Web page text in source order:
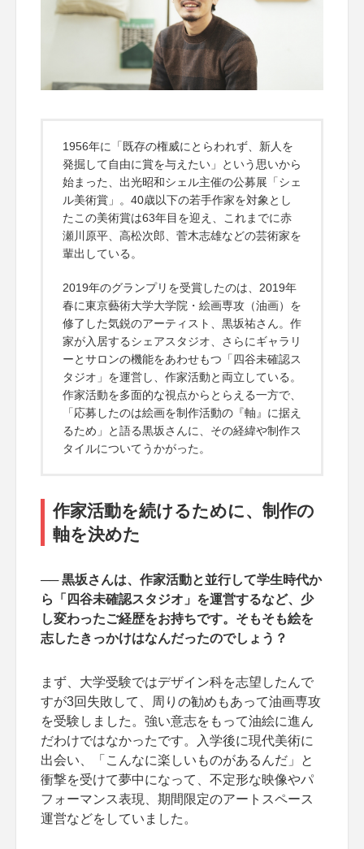
1956年に「既存の権威にとらわれず、新人を
発掘して自由に賞を与えたい」という思いから
始まった、出光昭和シェル主催の公募展「シェ
ル美術賞」。40歳以下の若手作家を対象とし
たこの美術賞は63年目を迎え、これまでに赤
瀬川原平、高松次郎、菅木志雄などの芸術家を
輩出している。
2019年のグランプリを受賞したのは、2019年
春に東京藝術大学大学院・絵画専攻（油画）を
修了した気鋭のアーティスト、黒坂祐さん。作
家が入居するシェアスタジオ、さらにギャラリ
ーとサロンの機能をあわせもつ「四谷未確認ス
タジオ」を運営し、作家活動と両立している。
作家活動を多面的な視点からとらえる一方で、
「応募したのは絵画を制作活動の『軸』に据え
るため」と語る黒坂さんに、その経緯や制作ス
タイルについてうかがった。
作家活動を続けるために、制作の
軸を決めた
── 黒坂さんは、作家活動と並行して学生時代か
ら「四谷未確認スタジオ」を運営するなど、少
し変わったご経歴をお持ちです。そもそも絵を
志したきっかけはなんだったのでしょう？
まず、大学受験ではデザイン科を志望したんで
すが3回失敗して、周りの勧めもあって油画専攻
を受験しました。強い意志をもって油絵に進ん
だわけではなかったです。入学後に現代美術に
出会い、「こんなに楽しいものがあるんだ」と
衝撃を受けて夢中になって、不定形な映像やパ
フォーマンス表現、期間限定のアートスペース
運営などをしていました。